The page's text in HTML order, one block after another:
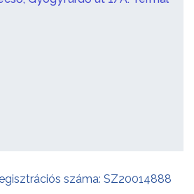
száma: SZ20014888